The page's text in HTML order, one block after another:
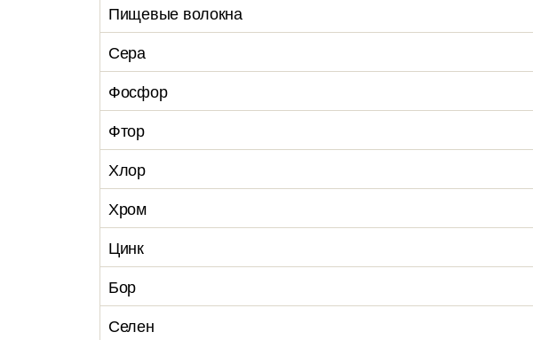
Пищевые волокна
Сера
Фосфор
Фтор
Хлор
Хром
Цинк
Бор
Селен